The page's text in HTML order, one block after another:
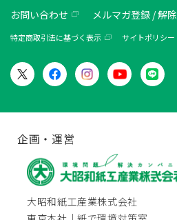
お問い合わせ メルマガ登録 / 解除
特定商取引法に基づく表示 サイトポリシー
企画・運営
大昭和紙工産業株式会社